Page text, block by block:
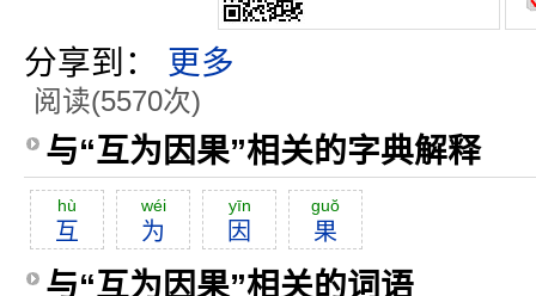
分享到： 更多
阅读(5570次)
与“互为因果”相关的字典解释
hù
互
wéi
为
yīn
因
guŏ
果
与“互为因果”相关的词语